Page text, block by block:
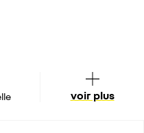
voir plus